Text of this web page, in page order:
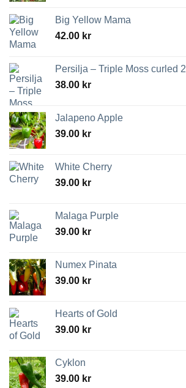
Big Yellow Mama
42.00 kr
Persilja – Triple Moss curled 2
38.00 kr
Jalapeno Apple
39.00 kr
White Cherry
39.00 kr
Malaga Purple
39.00 kr
Numex Pinata
39.00 kr
Hearts of Gold
39.00 kr
Cyklon
39.00 kr